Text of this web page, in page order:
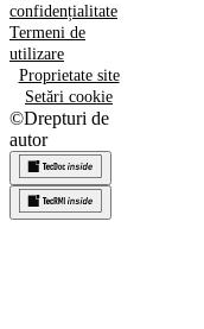
confidențialitate
Termeni de
utilizare
Proprietate site
Setări cookie
©Drepturi de
autor